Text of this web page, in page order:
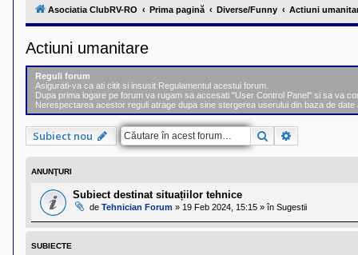
b
V
n
a
e
Asociatia ClubRV-RO Prima pagină Diverse/Funny Actiuni
Actiuni umanitare
Reguli forum
Asigurati-va ca ati citit si insusit Regulamentul acestui forum.
Dupa prima logare pe forum va rugam sa accesati "User Control Panel" si sa va
Nerespectarea acestor reguli atrage dupa sine stergerea userului din baza de date
Subiect nou Căutare
ANUNŢURI
Subiect destinat situațiilor tehnice
de Tehnician Forum » 19 Feb 2024, 15:15 » în Sugestii
SUBIECTE